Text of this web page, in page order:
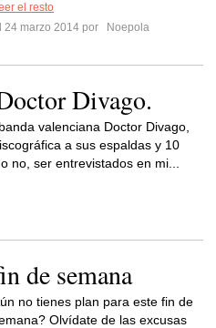
el resto
24 marzo 2014 por
Noepola
Divago.
valenciana Doctor Divago,
a sus espaldas y 10
no, ser entrevistados en mi...
de semana
no tienes plan para este fin de
Olvídate de las excusas